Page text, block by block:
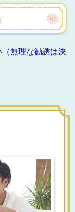
（無理な勧誘は決